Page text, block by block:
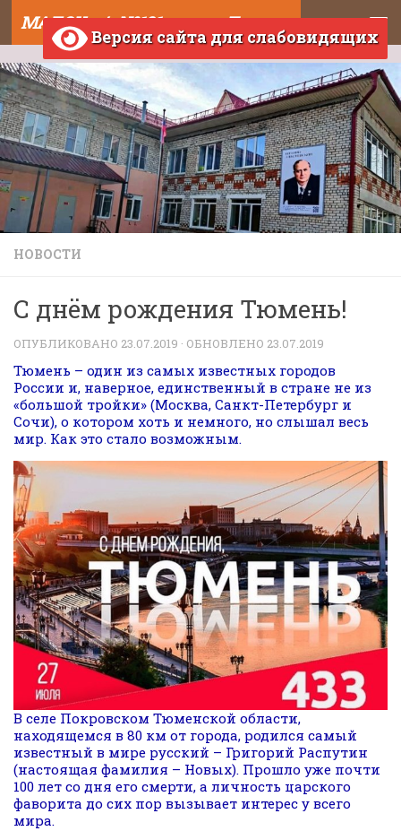
Skip to content МАДОУ д/с №121 города Тюмени
Версия сайта для слабовидящих
НОВОСТИ
С днём рождения Тюмень!
ОПУБЛИКОВАНО 23.07.2019 · ОБНОВЛЕНО 23.07.2019
Тюмень – один из самых известных городов
России и, наверное, единственный в стране не из
«большой тройки» (Москва, Санкт-Петербург и
Сочи), о котором хоть и немного, но слышал весь
мир. Как это стало возможным.
В селе Покровском Тюменской области,
находящемся в 80 км от города, родился самый
известный в мире русский – Григорий Распутин
(настоящая фамилия – Новых). Прошло уже почти
100 лет со дня его смерти, а личность царского
фаворита до сих пор вызывает интерес у всего
мира.